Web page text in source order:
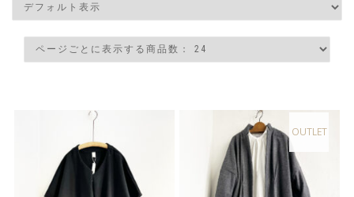
OUTLET